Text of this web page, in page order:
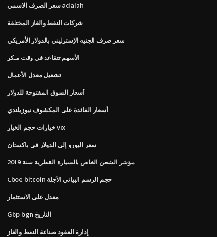
سعر الصرف الاسمي adalah
شركات النفط والغاز المختلفة
سعر صرف الجنيه الإسترليني بالدولار الأمريكي
الأسهم تتقاعد في وقت مبكر
تشغيل معدل الأعمال
أسعار السوق المفتوحة للدولار
أسعار الفائدة على المكشوف نيوزيلندي
خيارات حجم الخيار vix
سعر اليورو إلى الدولار في باكستان
ﻣﺆﺷﺮ اﻟﺸﺤﻦ اﻟﺨﺎص ﺑﺎﻟﺴﻴﺎرة اﻟﻘﻄﺮﻳﺔ ﺳﻨﺔ 2019
Cboe bitcoin حجم الرسم البياني الآجلة
معدل على الاستثمار
Gbp bgn التاريخ
إدارة العقود صناعة النفط والغاز